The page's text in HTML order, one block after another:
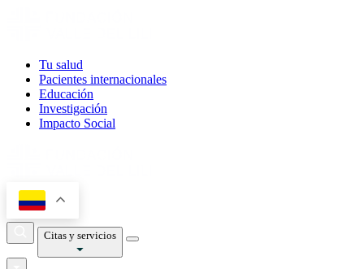
Tu salud
Pacientes internacionales
Educación
Investigación
Impacto Social
Citas y servicios